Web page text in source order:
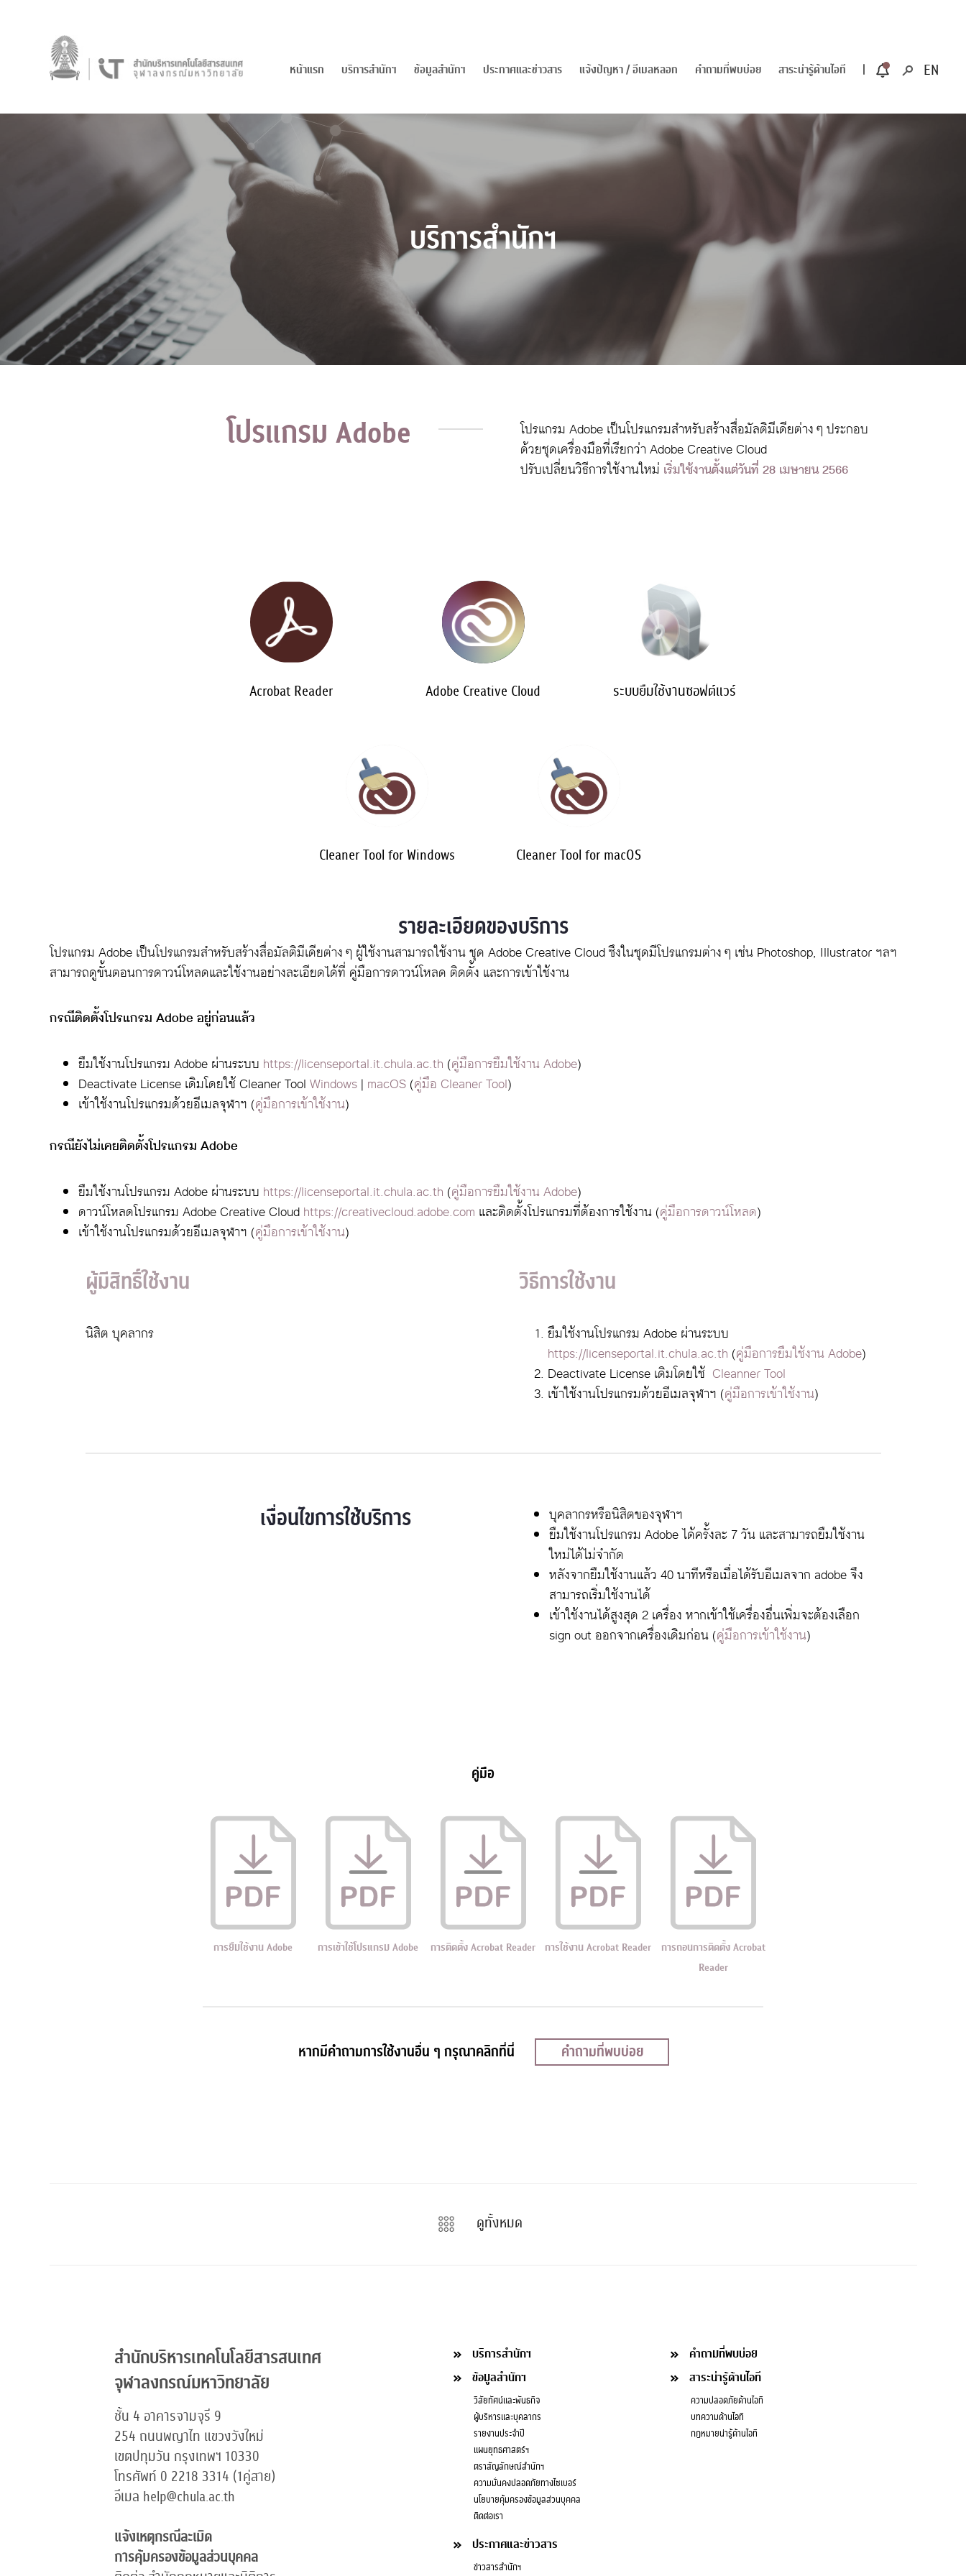
หน้าแรก บริการสำนักฯ ข้อมูลสำนักฯ ประกาศและข่าวสาร แจ้งปัญหา / อีเมลหลอก คำถามที่พบบ่อย สาระน่ารู้ด้านไอที
บริการสำนักฯ
โปรแกรม Adobe
โปรแกรม Adobe เป็นโปรแกรมสำหรับสร้างสื่อมัลติมีเดียต่าง ๆ ประกอบ
ด้วยชุดเครื่องมือที่เรียกว่า Adobe Creative Cloud
ปรับเปลี่ยนวิธีการใช้งานใหม่ เริ่มใช้งานตั้งแต่วันที่ 28 เมษายน 2566
Acrobat Reader Adobe Creative Cloud ระบบยืมใช้งานซอฟต์แวร์
Cleaner Tool for Windows Cleaner Tool for macOS
รายละเอียดของบริการ
โปรแกรม Adobe เป็นโปรแกรมสำหรับสร้างสื่อมัลติมีเดียต่าง ๆ ผู้ใช้งานสามารถใช้งาน ชุด Adobe Creative Cloud ซึงในชุดมีโปรแกรมต่าง ๆ เช่น Photoshop, Illustrator ฯลฯ
สามารถดูขั้นตอนการดาวน์โหลดและใช้งานอย่างละเอียดได้ที่ คู่มือการดาวน์โหลด ติดตั้ง และการเข้าใช้งาน
กรณีติดตั้งโปรแกรม Adobe อยู่ก่อนแล้ว
ยืมใช้งานโปรแกรม Adobe ผ่านระบบ https://licenseportal.it.chula.ac.th (คู่มือการยืมใช้งาน Adobe)
Deactivate License เดิมโดยใช้ Cleaner ToolWindows| macOS(คู่มือ Cleaner Tool)
เข้าใช้งานโปรแกรมด้วยอีเมลจุฬาฯ (คู่มือการเข้าใช้งาน)
กรณียังไม่เคยติดตั้งโปรแกรม Adobe
ยืมใช้งานโปรแกรม Adobe ผ่านระบบ https://licenseportal.it.chula.ac.th (คู่มือการยืมใช้งาน Adobe)
ดาวน์โหลดโปรแกรม Adobe Creative Cloudhttps://creativecloud.adobe.com และติดตั้งโปรแกรมที่ต้องการใช้งาน (คู่มือการดาวน์โหลด)
เข้าใช้งานโปรแกรมด้วยอีเมลจุฬาฯ (คู่มือการเข้าใช้งาน)
ผู้มีสิทธิ์ใช้งาน วิธีการใช้งาน
นิสิต บุคลากร
ยืมใช้งานโปรแกรม Adobe ผ่านระบบ
https://licenseportal.it.chula.ac.th (คู่มือการยืมใช้งาน Adobe)
Deactivate License เดิมโดยใช้ Cleanner Tool
เข้าใช้งานโปรแกรมด้วยอีเมลจุฬาฯ (คู่มือการเข้าใช้งาน)
เงื่อนไขการใช้บริการ
บุคลากรหรือนิสิตของจุฬาฯ
ยืมใช้งานโปรแกรม Adobe ได้ครั้งละ 7 วัน และสามารถยืมใช้งาน
ใหม่ได้ไม่จำกัด
หลังจากยืมใช้งานแล้ว 40 นาทีหรือเมื่อได้รับอีเมลจาก adobe จึง
สามารถเริ่มใช้งานได้
เข้าใช้งานได้สูงสุด 2 เครื่อง หากเข้าใช้เครื่องอื่นเพิ่มจะต้องเลือก
sign out ออกจากเครื่องเดิมก่อน (คู่มือการเข้าใช้งาน)
คู่มือ
การยืมใช้งาน Adobe การเข้าใช้โปรแกรม Adobe การติดตั้ง Acrobat Reader การใช้งาน Acrobat Reader
การถอนการติดตั้ง Acrobat
Reader
หากมีคำถามการใช้งานอื่น ๆ กรุณาคลิกที่นี่ คำถามที่พบบ่อย
ดูทั้งหมด
สำนักบริหารเทคโนโลยีสารสนเทศ
จุฬาลงกรณ์มหาวิทยาลัย
ชั้น 4 อาคารจามจุรี 9
254 ถนนพญาไท แขวงวังใหม่
เขตปทุมวัน กรุงเทพฯ 10330
โทรศัพท์ 0 2218 3314 (1คู่สาย)
อีเมล help@chula.ac.th
แจ้งเหตุกรณีละเมิด
การคุ้มครองข้อมูลส่วนบุคคล
บริการสำนักฯ
ข้อมูลสำนักฯ
วิสัยทัศน์และพันธกิจ
ผู้บริหารและบุคลากร
รายงานประจำปี
แผนยุทธศาสตร์ฯ
ตราสัญลักษณ์สำนักฯ
ความมั่นคงปลอดภัยทางไซเบอร์
นโยบายคุ้มครองข้อมูลส่วนบุคคล
ติดต่อเรา
ประกาศและข่าวสาร
ข่าวสารสำนักฯ
คำถามที่พบบ่อย
สาระน่ารู้ด้านไอที
ความปลอดภัยด้านไอที
บทความด้านไอที
กฎหมายน่ารู้ด้านไอที